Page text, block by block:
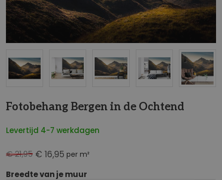
Fotobehang Bergen in de Ochtend
Levertijd 4-7 werkdagen
€ 16,95 per m²
€ 21,95
Breedte van je muur